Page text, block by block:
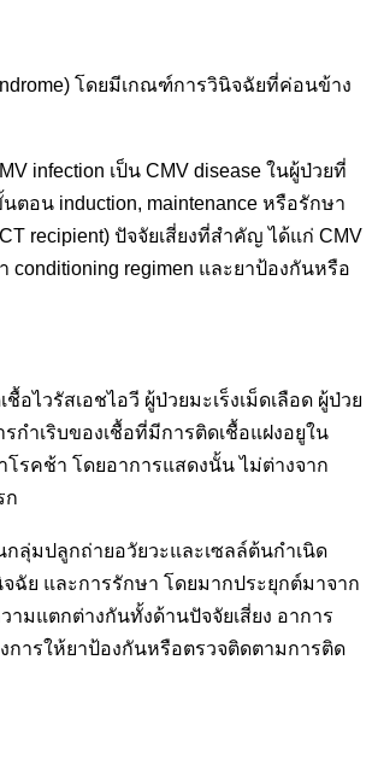
โดยมีเกณฑ์การวินิจฉัยที่ค่อนข้าง
infection เป็น CMV disease ในผู้ป่วยที่
ตอน induction, maintenance หรือรักษา
recipient) ปัจจัยเสี่ยงที่สำคัญ ได้แก่ CMV
conditioning regimen และยาป้องกันหรือ
ไวรัสเอชไอวี ผู้ป่วยมะเร็งเม็ดเลือด ผู้ป่วย
กำเริบของเชื้อที่มีการติดเชื้อแฝงอยูใน
รคช้า โดยอาการแสดงนั้น ไม่ต่างจาก
ก
ลุ่มปลูกถ่ายอวัยวะและเซลล์ต้นกำเนิด
ฉัย และการรักษา โดยมากประยุกต์มาจาก
มแตกต่างกันทั้งด้านปัจจัยเสี่ยง อาการ
การให้ยาป้องกันหรือตรวจติดตามการติด